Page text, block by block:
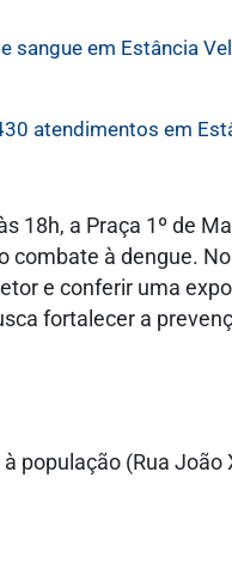
sangue em Estância
atendimentos em
18h, a Praça 1º de
à dengue.
e conferir uma
fortalecer a
população (Rua João